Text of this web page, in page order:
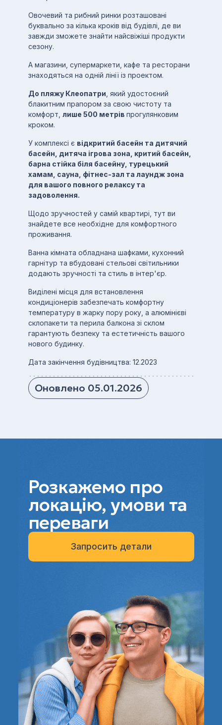
Овочевий та рибний ринки розташовані
буквально за кілька кроків від будівлі, де ви
завжди зможете знайти найсвіжіші продукти
сезону.
А магазини, супермаркети, кафе та ресторани
знаходяться на одній лінії із проектом.
До пляжу Клеопатри , який удостоєний
блакитним прапором за свою чистоту та
комфорт, лише 500 метрів прогулянковим
кроком.
У комплексі є відкритий басейн та дитячий
басейн, дитяча ігрова зона, критий басейн,
барна стійка біля басейну, турецький
хамам, сауна, фітнес-зал та лаундж зона
для вашого повного релаксу та
задоволення.
Щодо зручностей у самій квартирі, тут ви
знайдете все необхідне для комфортного
проживання.
Ванна кімната обладнана шафками, кухонний
гарнітур та вбудовані стельові світильники
додають зручності та стиль в інтер'єр.
Виділені місця для встановлення
кондиціонерів забезпечать комфортну
температуру в жарку пору року, а алюмінієві
склопакети та перила балкона зі склом
гарантують безпеку та естетичність вашого
нового будинку.
Дата закінчення будівництва: 12.2023
Оновлено 05.01.2026
Розкажемо про
локацію, умови та
переваги
Запросить детали